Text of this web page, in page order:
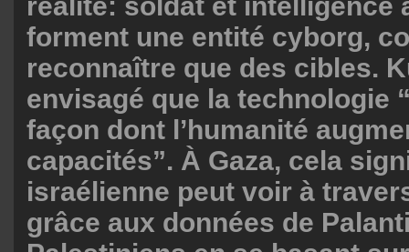
réalité: soldat et intelligence
forment une entité cyborg,
reconnaître que des cibles.
envisagé que la technologie
façon dont l’humanité
capacités”. À Gaza, cela
israélienne peut voir à
grâce aux données de